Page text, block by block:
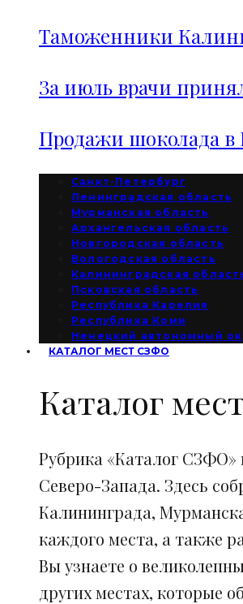
Таможенники
За июль врачи
Продажи шоколада в
Санкт-Петербург
Ленинградская область
Мурманская область
Архангельская область
Новгородская область
Вологодская область
Калининградская
Псковская область
Республика Карелия
Республика Коми
Ненецкий автономный
КАТАЛОГ МЕСТ СЗФО
Каталог
Рубрика «Каталог СЗФО»
Северо-Запада. Здесь
Калининграда,
каждого места, а также
Вы узнаете о
других местах, которые